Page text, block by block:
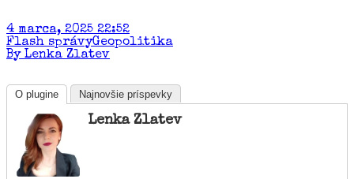
4 marca, 2025 22:52
Flash správyGeopolitika
By Lenka Zlatev
O plugine Najnovšie príspevky
Lenka Zlatev